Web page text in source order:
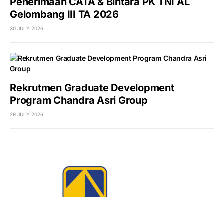
Gelombang III TA 2026
30 JULY 2026
Rekrutmen Graduate Development
Program Chandra Asri Group
29 JULY 2026